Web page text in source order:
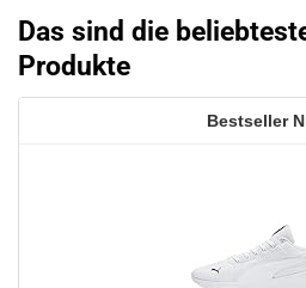
Das sind die
Produkte